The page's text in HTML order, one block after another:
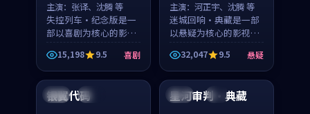
主演： 张译、沈腾 等
失控列车·纪念版是一
部以喜剧为核心的影视
作品，围绕危机、反转
与人物成长展开，整体
节奏紧凑，值得推荐观
看。
15,198 9.5 喜剧
主演： 河正宇、沈腾 等
迷城回响·典藏是一部
以悬疑为核心的影视作
品，围绕危机、反转与
人物成长展开，整体节
奏紧凑，值得推荐观
看。
32,047 9.5 悬疑
中国 高分
银翼代码 法国 4K
星河审判·典藏